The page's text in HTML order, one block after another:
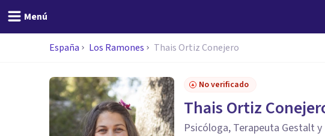
Menú
España Los Ramones Thais Ortiz Conejero
No verificado
Thais Ortiz
Psicóloga, Terapeuta Gestalt